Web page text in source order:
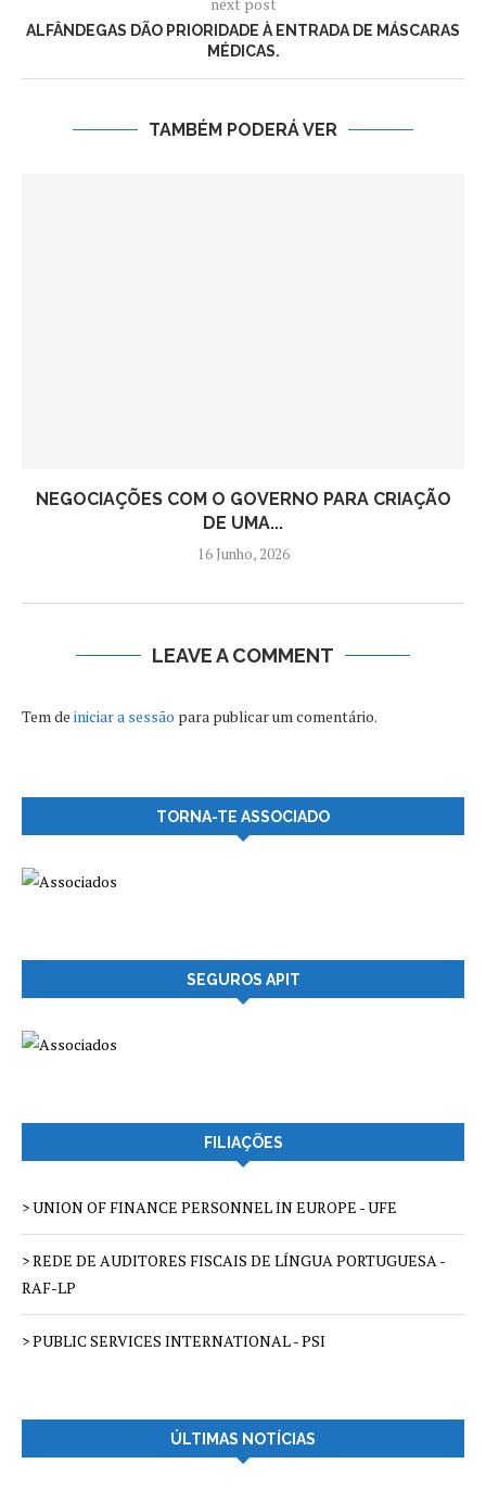
ALFÂNDEGAS DÃO PRIORIDADE À ENTRADA DE MÁSCARAS
MÉDICAS.
TAMBÉM PODERÁ VER
NEGOCIAÇÕES COM O GOVERNO PARA CRIAÇÃO
DE UMA...
16 Junho, 2026
LEAVE A COMMENT
Tem de iniciar a sessão para publicar um comentário.
TORNA-TE ASSOCIADO
SEGUROS APIT
FILIAÇÕES
> UNION OF FINANCE PERSONNEL IN EUROPE - UFE
> REDE DE AUDITORES FISCAIS DE LÍNGUA PORTUGUESA -
RAF-LP
> PUBLIC SERVICES INTERNATIONAL - PSI
ÚLTIMAS NOTÍCIAS